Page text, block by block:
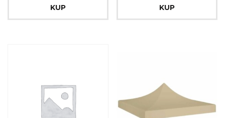
KUP KUP